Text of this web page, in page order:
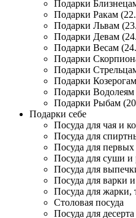
Подарки
Подарки Ракам
Подарки Львам
Подарки Девам
Подарки Весам
Подарки
Подарки
Подарки
Подарки Водолеям
Подарки Рыбам
Подарки себе
Посуда для чая и
Посуда для
Посуда для
Посуда для суши и
Посуда для
Посуда для варки
Посуда для жарки,
Столовая посуда
Посуда для десерта